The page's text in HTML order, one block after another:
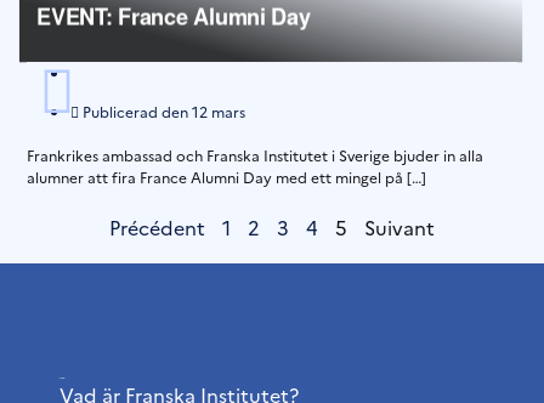
EVENT: France Alumni Day
Publicerad den12 mars
Frankrikes ambassad och Franska Institutet i Sverige bjuder in alla
alumner att fira France Alumni Day med ett mingel på […]
Précédent 1 2 3 4 5 Suivant
Vad är Franska Institutet?